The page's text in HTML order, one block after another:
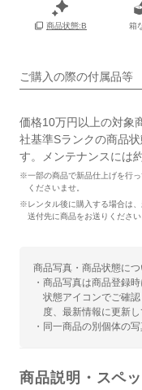
商品状態:B 箱
ご購入の際の付属品等
価格10万円以上の対象
社基準Sランクの商品
す。メンテナンスには
※一部の商品で新品仕上げを行
くださいませ。
※レンタル後に購入する場合は
送付先に商品をお送りください
商品写真・商品状態につ
・商品写真は商品登録
状態アイコンでご確
度、最新情報に更新し
・同一商品の別個体の
商品説明・スペ